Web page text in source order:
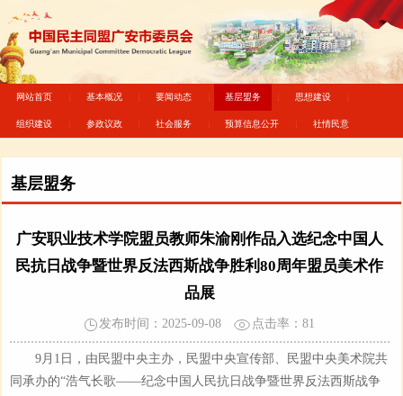
网站首页 基本概况 要闻动态 基层盟务 思想建设
组织建设 参政议政 社会服务 预算信息公开 社情民意
基层盟务
广安职业技术学院盟员教师朱渝刚作品入选纪念中国人
民抗日战争暨世界反法西斯战争胜利80周年盟员美术作
品展
发布时间：2025-09-08 点击率： 81
9月1日，由民盟中央主办，民盟中央宣传部、民盟中央美术院共
同承办的“浩气长歌——纪念中国人民抗日战争暨世界反法西斯战争